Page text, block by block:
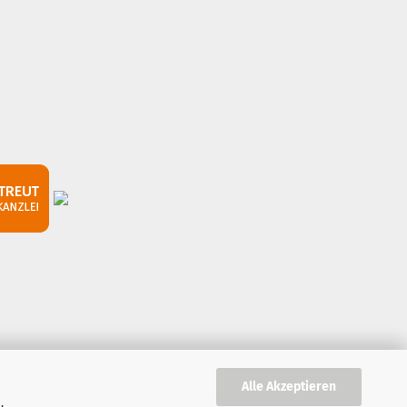
Alle Akzeptieren